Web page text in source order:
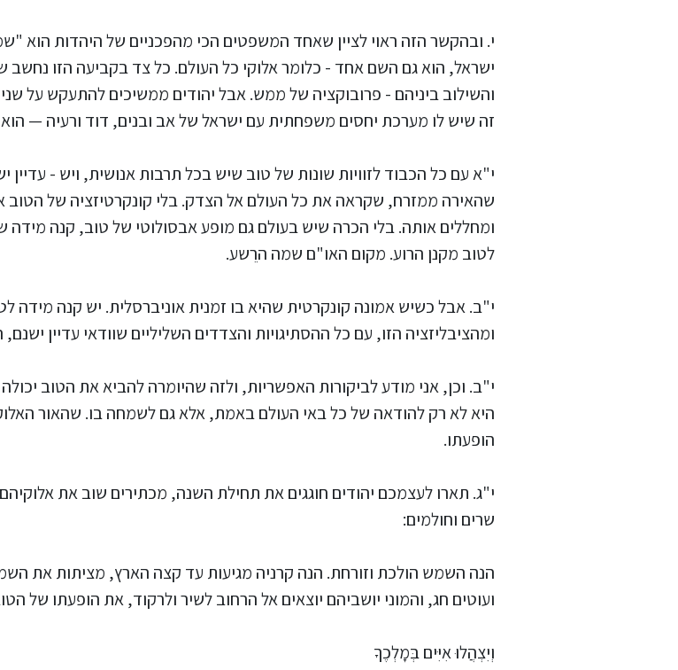
י. ובהקשר הזה ראוי לציין שאחד המשפטים הכי מהפכניים של היהדות הוא
ישראל, הוא גם השם אחד - כלומר אלוקי כל העולם. כל צד בקביעה הזו נחשב
והשילוב ביניהם - פרובוקציה של ממש. אבל יהודים ממשיכים להתעקש על
זה שיש לו מערכת יחסים משפחתית עם ישראל של אב ובנים, דוד ורעיה —
י"א עם כל הכבוד לזוויות שונות של טוב שיש בכל תרבות אנושית, ויש -
שהאירה ממזרח, שקראה את כל העולם אל הצדק. בלי קונקרטיזציה של הטוב
ומחללים אותה. בלי הכרה שיש בעולם גם מופע אבסולוטי של טוב, קנה מידה
לטוב מקנן הרוע. מקום האו"ם שמה הרֵשע.
י"ב. אבל כשיש אמונה קונקרטית שהיא בו זמנית אוניברסלית. יש קנה מידה
ומהציבליזציה הזו, עם כל ההסתיגויות והצדדים השליליים שוודאי עדיין
י"ב. וכן, אני מודע לביקורות האפשריות, ולזה שהיומרה להביא את הטוב יכולה
היא לא רק להודאה של כל באי העולם באמת, אלא גם לשמחה בו. שהאור
הופעתו.
י"ג. תארו לעצמכם יהודים חוגגים את תחילת השנה, מכתירים שוב את
שרים וחולמים:
הנה השמש הולכת וזורחת. הנה קרניה מגיעות עד קצה הארץ, מציתות את
ועוטים חג, והמוני יושביהם יוצאים אל הרחוב לשיר ולרקוד, את הופעתו של
וְיִצְהֲלוּ אִיִּים בְּמָלְכֶךָ